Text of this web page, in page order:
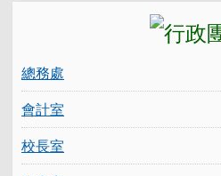
總務處
會計室
校長室